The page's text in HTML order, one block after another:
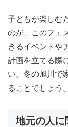
子どもが楽しむ
のが、このフェ
きるイベントや
計画を立てる際
い。冬の旭川で
ることでしょう。
地元の人に